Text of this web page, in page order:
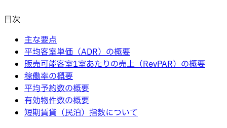
目次
主な要点
平均客室単価（ADR）の概要
販売可能客室1室あたりの売上（RevPAR）の概要
稼働率の概要
平均予約数の概要
有効物件数の概要
短期賃貸（民泊）指数について